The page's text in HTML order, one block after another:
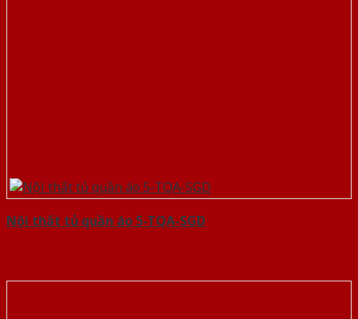
Nội thất tủ quần áo 5-TQA-SGD